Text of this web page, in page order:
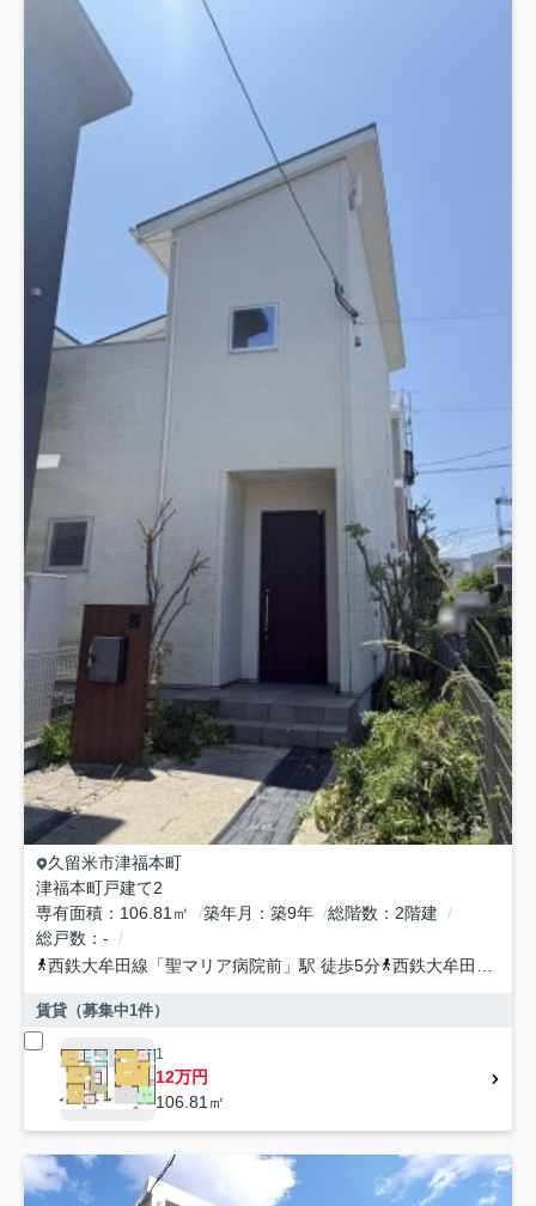
久留米市津福本町
津福本町戸建て2
専有面積
106.81㎡ 築年月 築9年 総階数
2階建
総戸数
-
西鉄大牟田線 「聖マリア病院前 」駅 徒歩5分 西鉄大牟田線
賃貸（募集中1件）
1
12万円
106.81㎡